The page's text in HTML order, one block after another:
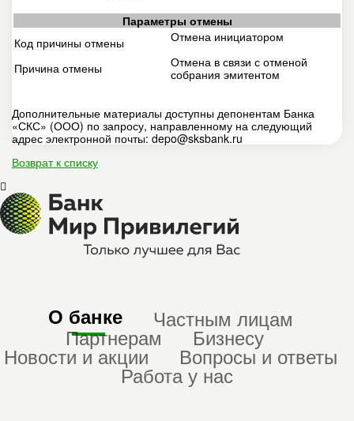
Параметры отмены
Код причины отмены
Причина отмены
Отмена инициатором
Отмена в связи с отменой
собрания эмитентом
Дополнительные материалы доступны депонентам Банка
«СКС» (ООО) по запросу, направленному на следующий
адрес электронной почты: depo@sksbank.ru
Возврат к списку
О банке Частным лицам
Партнерам Бизнесу
Новости и акции Вопросы и ответы
Работа у нас